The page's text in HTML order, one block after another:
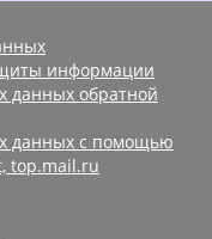
информации
данных обратной
данных с помощью
top.mail.ru